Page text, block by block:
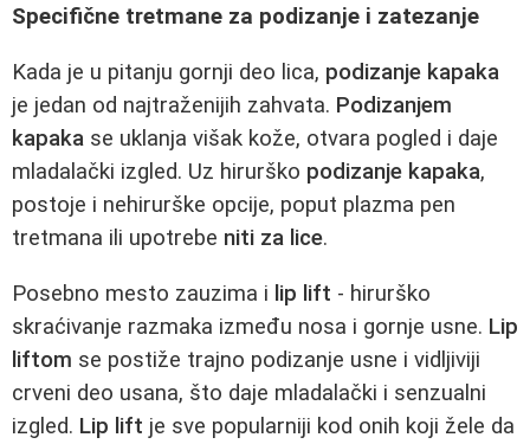
Specifične tretmane za podizanje i zatezanje
Kada je u pitanju gornji deo lica, podizanje kapaka
je jedan od najtraženijih zahvata. Podizanjem
kapaka se uklanja višak kože, otvara pogled i daje
mladalački izgled. Uz hirurško podizanje kapaka,
postoje i nehirurške opcije, poput plazma pen
tretmana ili upotrebe niti za lice.
Posebno mesto zauzima i lip lift - hirurško
skraćivanje razmaka između nosa i gornje usne. Lip
liftom se postiže trajno podizanje usne i vidljiviji
crveni deo usana, što daje mladalački i senzualni
izgled. Lip lift je sve popularniji kod onih koji žele da